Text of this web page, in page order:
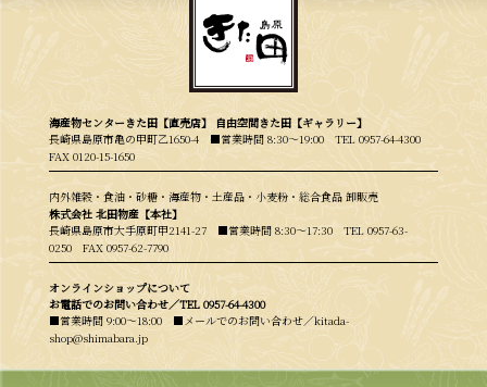
海産物センターきた田【直売店】 自由空間きた田【ギャラリー】
長崎県島原市亀の甲町乙1650-4 ■営業時間 8:30〜19:00 TEL 0957-64-4300
FAX 0120-15-1650
内外雑穀・食油・砂糖・海産物・土産品・小麦粉・総合食品 卸販売
株式会社 北田物産【本社】
長崎県島原市大手原町甲2141-27 ■営業時間 8:30〜17:30 TEL 0957-63-
0250FAX 0957-62-7790
オンラインショップについて
お電話でのお問い合わせ／TEL 0957-64-4300
■営業時間 9:00〜18:00 ■メールでのお問い合わせ／kitada-
shop@shimabara.jp